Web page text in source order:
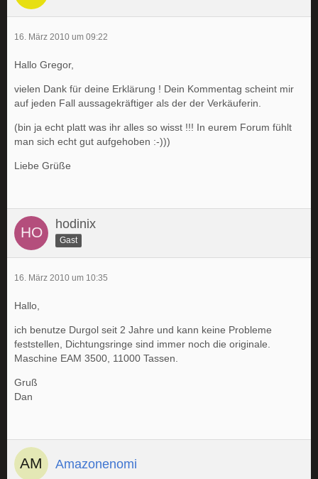
16. März 2010 um 09:22
Hallo Gregor,
vielen Dank für deine Erklärung ! Dein Kommentag scheint mir
auf jeden Fall aussagekräftiger als der der Verkäuferin.
(bin ja echt platt was ihr alles so wisst !!! In eurem Forum fühlt
man sich echt gut aufgehoben :-)))
Liebe Grüße
hodinix
Gast
16. März 2010 um 10:35
Hallo,
ich benutze Durgol seit 2 Jahre und kann keine Probleme
feststellen, Dichtungsringe sind immer noch die originale.
Maschine EAM 3500, 11000 Tassen.
Gruß
Dan
Amazonenomi